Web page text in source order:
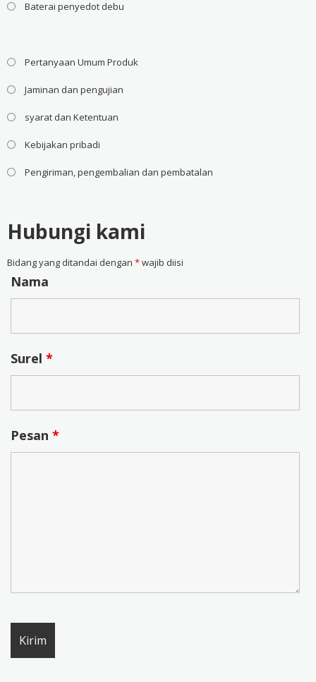
Baterai penyedot debu
Pertanyaan Umum Produk
Jaminan dan pengujian
syarat dan Ketentuan
Kebijakan pribadi
Pengiriman, pengembalian dan pembatalan
Hubungi kami
Bidang yang ditandai dengan *wajib diisi
Nama
Surel *
Pesan *